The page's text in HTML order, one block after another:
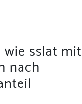
sslat mit
nach